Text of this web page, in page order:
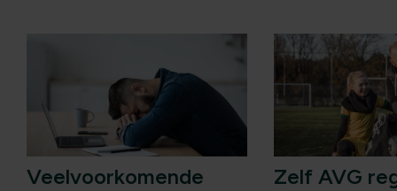
Veelvoorkomende
Zelf AVG